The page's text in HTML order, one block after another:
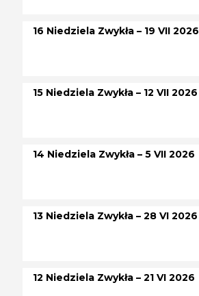
16 Niedziela Zwykła – 19 VII 2026
15 Niedziela Zwykła – 12 VII 2026
14 Niedziela Zwykła – 5 VII 2026
13 Niedziela Zwykła – 28 VI 2026
12 Niedziela Zwykła – 21 VI 2026